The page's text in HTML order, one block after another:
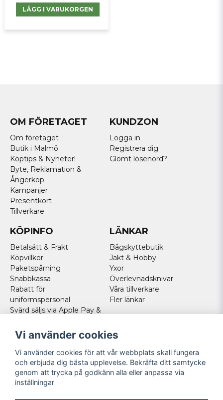
LÄGG I VARUKORGEN
OM FÖRETAGET
Om företaget
Butik i Malmö
Köptips & Nyheter!
Byte, Reklamation &
Ångerköp
Kampanjer
Presentkort
Tillverkare
KUNDZON
Logga in
Registrera dig
Glömt lösenord?
KÖPINFO
Betalsätt & Frakt
Köpvillkor
Paketspårning
Snabbkassa
Rabatt för
uniformspersonal
Svärd säljs via Apple Pay &
Norska kunder
Cookies
LÄNKAR
Bågskyttebutik
Jakt & Hobby
Yxor
Överlevnadsknivar
Våra tillverkare
Fler länkar
FÖLJ OSS
Facebook
Instagram
Vi använder cookies
Vi använder cookies för att vår webbplats skall fungera
och erbjuda dig bästa upplevelse. Bekräfta ditt samtycke
genom att trycka på godkänn alla eller anpassa via
inställningar